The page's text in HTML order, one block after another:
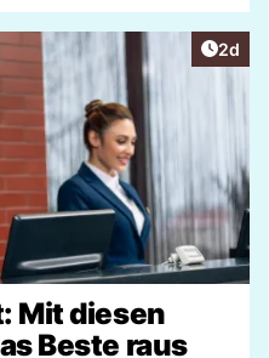
2d
Mit diesen
Beste raus